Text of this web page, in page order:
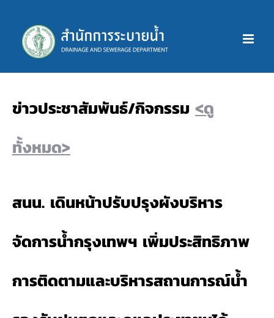
content
ข่าวประชาสัมพันธ์/กิจกรรม <ดู
ทั้งหมด>
สนน. เดินหน้าปรับปรุงผังบริหาร
จัดการน้ำกรุงเทพฯ เพิ่มประสิทธิภาพ
การติดตามและบริหารสถานการณ์น้ำ